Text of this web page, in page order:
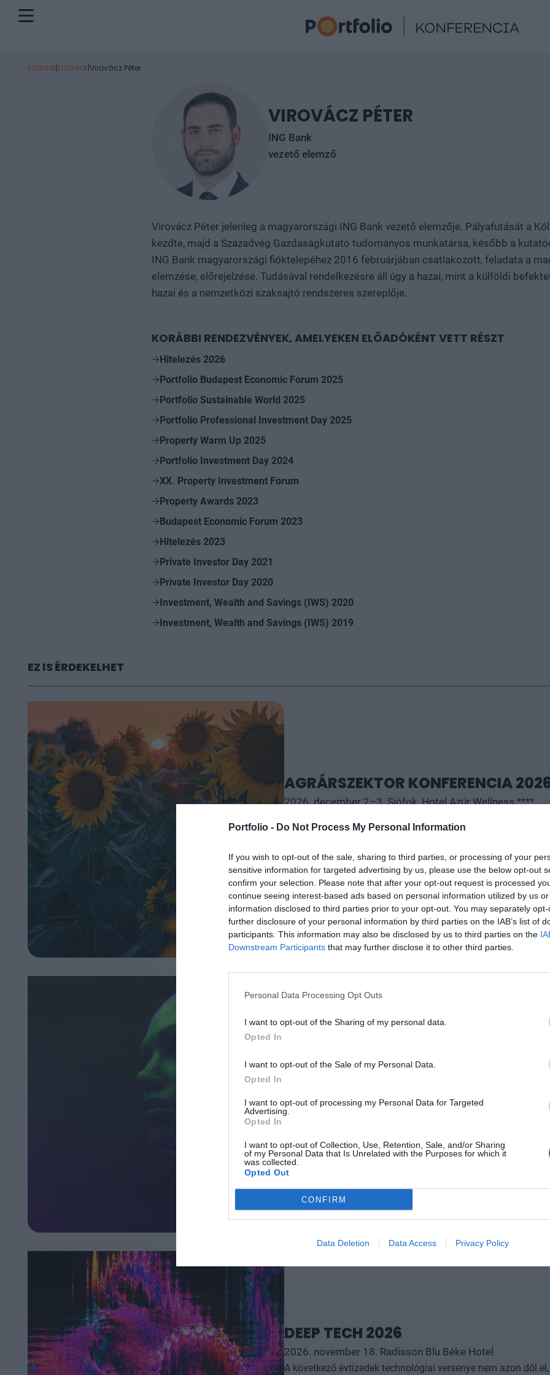
Portfolio - Do Not Process My Personal Information
If you wish to opt-out of the sale, sharing to third parties, or processing of your
sensitive information for targeted advertising by us, please use the below opt-out
confirm your selection. Please note that after your opt-out request is processed
continue seeing interest-based ads based on personal information utilized by us
information disclosed to third parties prior to your opt-out. You may separately
further disclosure of your personal information by third parties on the IAB’s list of
participants. This information may also be disclosed by us to third parties on the
Downstream Participants that may further disclose it to other third parties.
Personal Data Processing Opt Outs
I want to opt-out of the Sharing of my personal data.
Opted In
I want to opt-out of the Sale of my Personal Data.
Opted In
I want to opt-out of processing my Personal Data for Targeted
Advertising.
Opted In
I want to opt-out of Collection, Use, Retention, Sale, and/or Sharing
of my Personal Data that Is Unrelated with the Purposes for which it
was collected.
Opted Out
CONFIRM
Data Deletion Data Access Privacy Policy
Főoldal|Előadók|Virovácz Péter
VIROVÁCZ PÉTER
ING Bank
vezető elemző
Virovácz Péter jelenleg a magyarországi ING Bank vezető elemzője. Pályafutását a
kezdte, majd a Századvég Gazdaságkutató tudományos munkatársa, később a
ING Bank magyarországi fióktelepéhez 2016 februárjában csatlakozott, feladata a
elemzése, előrejelzése. Tudásával rendelkezésre áll úgy a hazai, mint a külföldi
hazai és a nemzetközi szaksajtó rendszeres szereplője.
KORÁBBI RENDEZVÉNYEK, AMELYEKEN ELŐADÓKÉNT VETT RÉSZT
Hitelezés 2026
Portfolio Budapest Economic Forum 2025
Portfolio Sustainable World 2025
Portfolio Professional Investment Day 2025
Property Warm Up 2025
Portfolio Investment Day 2024
XX. Property Investment Forum
Property Awards 2023
Budapest Economic Forum 2023
Hitelezés 2023
Private Investor Day 2021
Private Investor Day 2020
Investment, Wealth and Savings (IWS) 2020
Investment, Wealth and Savings (IWS) 2019
EZ IS ÉRDEKELHET
AGRÁRSZEKTOR KONFERENCIA
2026. december 2–3. Siófok, Hotel Azúr Wellness ****
A Portfolio Csoport Agrárszektor Konferenciája – tartalmi
agrárszakmai rendezvényének és csúcstalálkozójának
kiemelkedő hazai és nemzetközi agrárgazdasági
agrárpiaci szereplők sikeres üzleti és beruházási
az érdeklődőket: az esemény ünnepélyes szakmai előesttel
kimerítően részletes egész napos szakmai tartalmi kínálat követ. A konferencián a hazai
vállalati és érdekképviseleti szféra csúcsvezetői nyújtanak
agrárgazdaság valamennyi szereplője – a termelők, az
hasznos tájékoztatásul szolgálhatnak. Emellett a
lehetőséget biztosít az agráriumot kiszolgáló vállalkozások
finanszírozási és egyéb szolgáltatók – számára. A konferencia a tartalmas programkínálaton túl alkalmat teremt
kerekasztal-beszélgetések mellett pedig szórakoztató
kikapcsolódásához. A Portfolio Csoport az Agrárszektor Konferencián adja át tizenegy kategóriában azokat az évente
odaítélhető díjakat, amelyek az agrárium legkiemelkedőbb
benyújtott pályázatai alapján.
RÉSZLETEK & JEGYEK
AI & DIGITAL TRANSFORMATION
Elképesztő ütemben digitalizálódik az életünk és ezzel
megszűnnek, a fiókokba, személyes ügyintézésre csak a
órában kommunikálunk, ügyeket intézünk. Ám most a
feje tetejére állítja az AI-forradalom, és az agentic AI trend.
üzleti, compliance és adminisztratív folyamatokat támogató
elképzelhetetlen sebességet és rendkívüli hatékonyságbeli
jó a vibe coding? Nagyvállalatoknak és kkv-knak is szóló
RÉSZLETEK & JEGYEK
DEEP TECH 2026
2026. november 18. Radisson Blu Béke Hotel
A következő évtizedek technológiai versenye nem azon dől